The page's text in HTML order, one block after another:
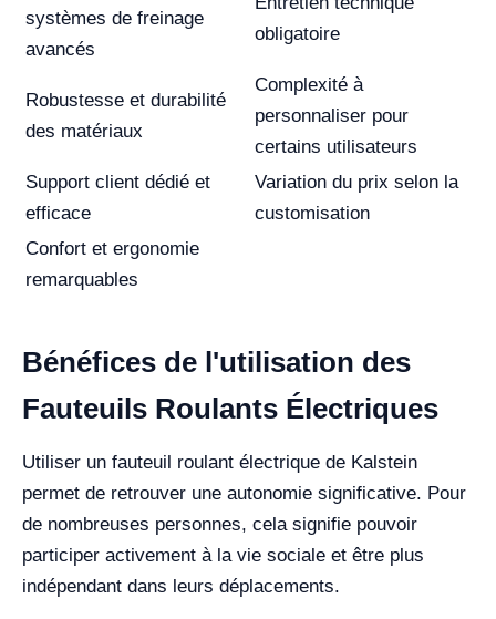
systèmes de freinage
avancés
obligatoire
Robustesse et durabilité
des matériaux
Complexité à
personnaliser pour
certains utilisateurs
Support client dédié et
efficace
Variation du prix selon la
customisation
Confort et ergonomie
remarquables
Bénéfices de l'utilisation des
Fauteuils Roulants Électriques
Utiliser un fauteuil roulant électrique de Kalstein
permet de retrouver une autonomie significative. Pour
de nombreuses personnes, cela signifie pouvoir
participer activement à la vie sociale et être plus
indépendant dans leurs déplacements.